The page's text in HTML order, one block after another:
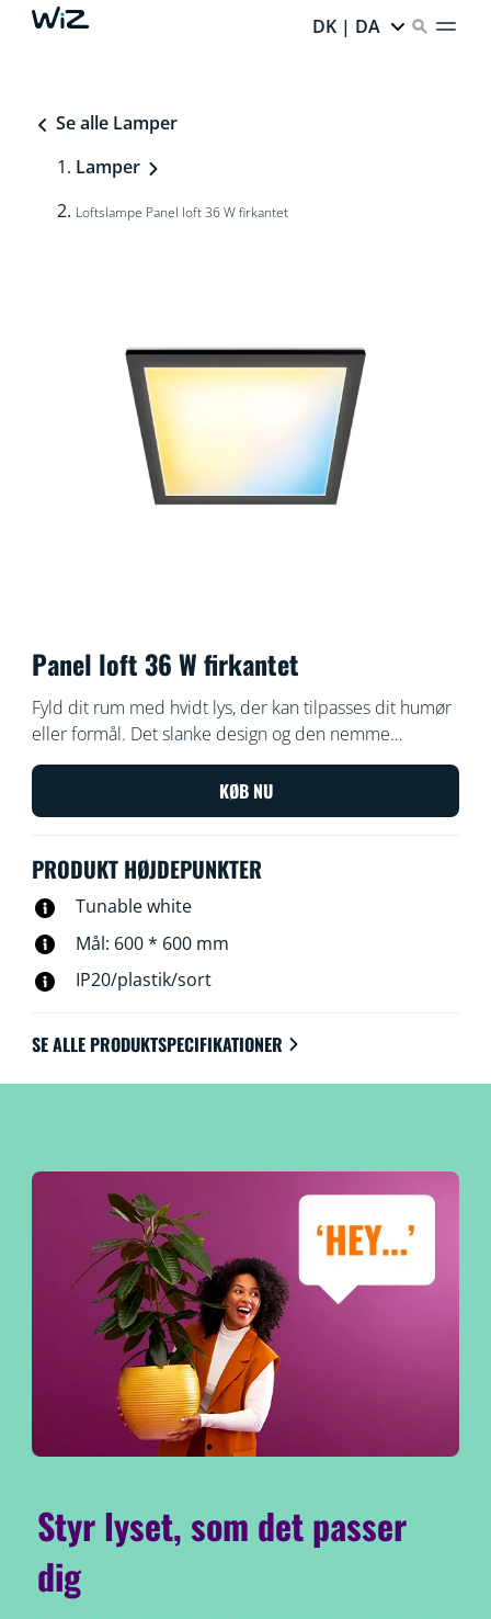
DK | DA
Se alle Lamper
Lamper
Loftslampe Panel loft 36 W firkantet
Panel loft 36 W firkantet
Fyld dit rum med hvidt lys, der kan tilpasses dit humør
eller formål. Det slanke design og den nemme
installation gør det til en behagelig integreret del af dit
KØB NU
PRODUKT HØJDEPUNKTER
Tunable white
Mål: 600 * 600 mm
IP20/plastik/sort
SE ALLE PRODUKTSPECIFIKATIONER
Styr lyset, som det passer
dig